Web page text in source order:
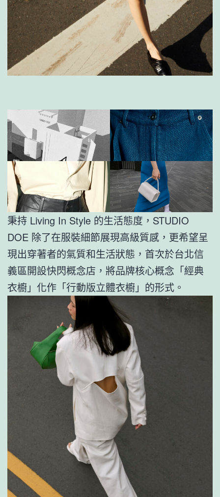
秉持 Living In Style 的生活態度，STUDIO
DOE 除了在服裝細節展現高級質感，更希望呈
現出穿著者的氣質和生活狀態，首次於台北信
義區開設快閃概念店，將品牌核心概念「經典
衣櫥」化作「行動版立體衣櫥」的形式。